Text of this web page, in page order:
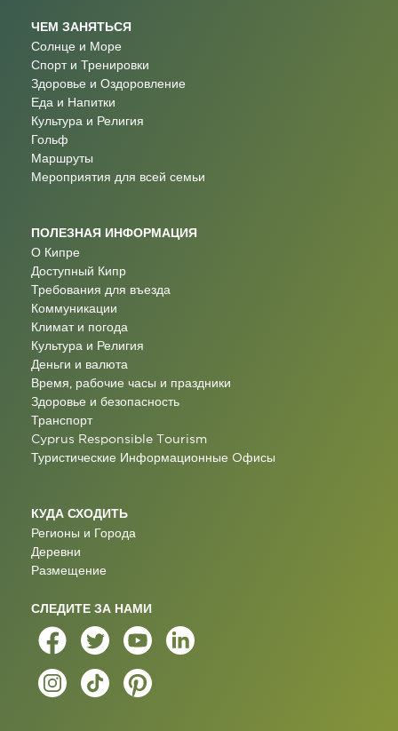
ЧЕМ ЗАНЯТЬСЯ
Солнце и Море
Спорт и Тренировки
Здоровье и Оздоровление
Еда и Напитки
Культура и Религия
Гольф
Маршруты
Мероприятия для всей семьи
ПОЛЕЗНАЯ ИНФОРМАЦИЯ
О Кипре
Доступный Кипр
Требования для въезда
Коммуникации
Климат и погода
Культура и Религия
Деньги и валюта
Время, рабочие часы и праздники
Здоровье и безопасность
Транспорт
Cyprus Responsible Tourism
Туристические Информационные Oфисы
КУДА СХОДИТЬ
Регионы и Города
Деревни
Размещение
СЛЕДИТЕ ЗА НАМИ